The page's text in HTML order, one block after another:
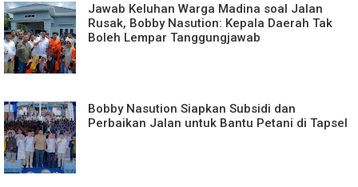
Jawab Keluhan Warga Madina soal Jalan
Rusak, Bobby Nasution: Kepala Daerah Tak
Boleh Lempar Tanggungjawab
Bobby Nasution Siapkan Subsidi dan
Perbaikan Jalan untuk Bantu Petani di Tapsel